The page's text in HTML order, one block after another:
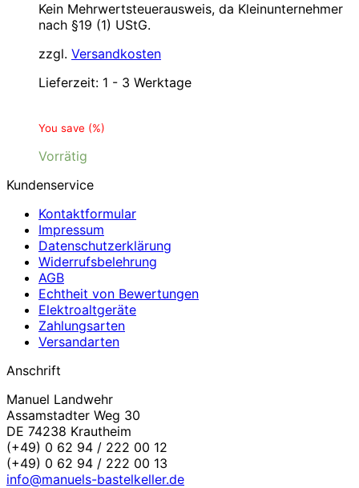
Kein Mehrwertsteuerausweis, da Kleinunternehmer
nach §19 (1) UStG.
zzgl. Versandkosten
Lieferzeit: 1 - 3 Werktage
You save (%)
Vorrätig
Kundenservice
Kontaktformular
Impressum
Datenschutzerklärung
Widerrufsbelehrung
AGB
Echtheit von Bewertungen
Elektroaltgeräte
Zahlungsarten
Versandarten
Anschrift
Manuel Landwehr
Assamstadter Weg 30
DE 74238 Krautheim
(+49) 0 62 94 / 222 00 12
(+49) 0 62 94 / 222 00 13
info@manuels-bastelkeller.de